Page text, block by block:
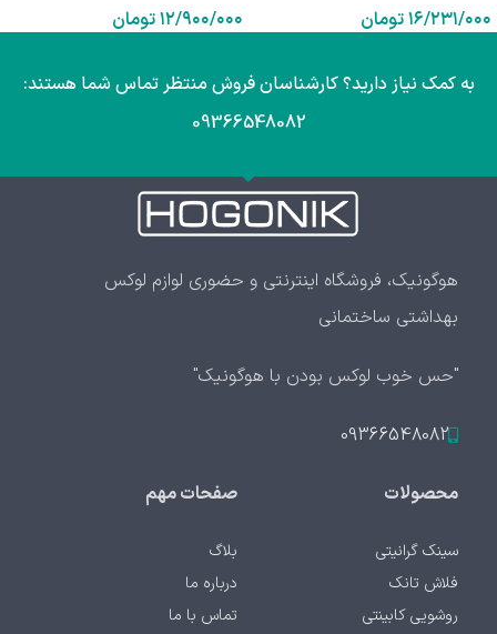
۱۶/۲۳۱/۰۰۰تومان
۱۲/۹۰۰/۰۰۰تومان
به کمک نیاز دارید؟ کارشناسان فروش منتظر تماس شما هستند:
09366548082
هوگونیک، فروشگاه اینترنتی و حضوری لوازم لوکس
بهداشتی ساختمانی
"حس خوب لوکس بودن با هوگونیک"
09366548082
محصولات
سینک گرانیتی
فلاش تانک
روشویی کابینتی
صفحات مهم
بلاگ
درباره ما
تماس با ما